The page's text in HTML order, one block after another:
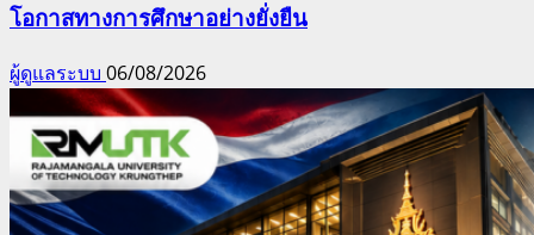
โอกาสทางการศึกษาอย่างยั่งยืน
ผู้ดูแลระบบ 06/08/2026